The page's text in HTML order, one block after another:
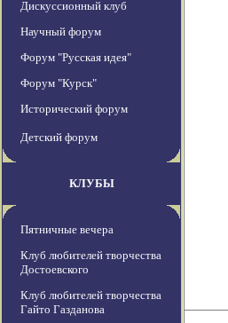
Дискуссионный клуб
Научный форум
Форум "Русская идея"
Форум "Курск"
Исторический форум
Детский форум
КЛУБЫ
Пятничные вечера
Клуб любителей творчества
Достоевского
Клуб любителей творчества
Гайто Газданова